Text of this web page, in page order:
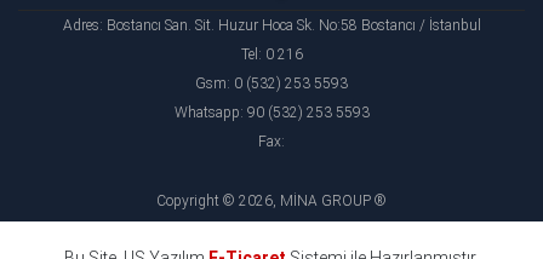
Adres: Bostancı San. Sit. Huzur Hoca Sk. No:58 Bostancı / İstanbul
Tel: 0 216
Gsm: 0 (532) 253 5593
Whatsapp: 90 (532) 253 5593
Fax:
Copyright © 2026, MİNA GROUP ®